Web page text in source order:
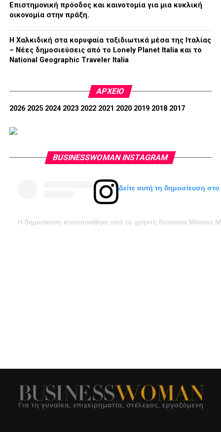
Επιστημονική πρόοδος και καινοτομία για μια κυκλική
οικονομία στην πράξη.
Η Χαλκιδική στα κορυφαία ταξιδιωτικά μέσα της Ιταλίας
– Νέες δημοσιεύσεις από το Lonely Planet Italia και το
National Geographic Traveler Italia
ΑΡΧΕΊΟ
2026 2025 2024 2023 2022 2021 2020 2019 2018 2017
BUSINESSWOMAN INSTAGRAM
Δείτε αυτή τη δημοσίευση
Η δημοσίευση κοινοποιήθηκε από το χρήστη Business Woman